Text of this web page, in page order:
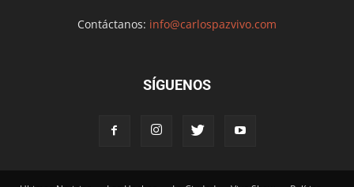
Contáctanos: info@carlospazvivo.com
SÍGUENOS